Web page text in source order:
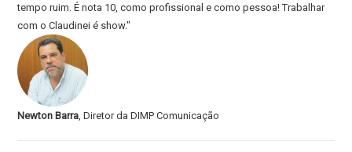
tempo ruim. É nota 10, como profissional e como pessoa! Trabalhar
com o Claudinei é show."
Newton Barra , Diretor da DIMP Comunicação